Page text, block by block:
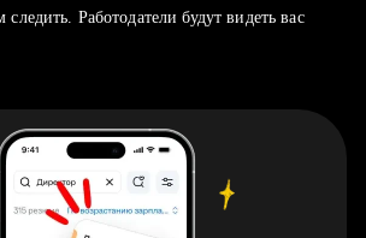
Работодатели будут видеть вас